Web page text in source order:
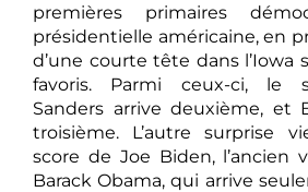
premières primaires
présidentielle américaine, en
d’une courte tête dans l’Iowa
favoris. Parmi ceux-ci, le
Sanders arrive deuxième, et
troisième. L’autre surprise
score de Joe Biden, l’ancien
Barack Obama, qui arrive